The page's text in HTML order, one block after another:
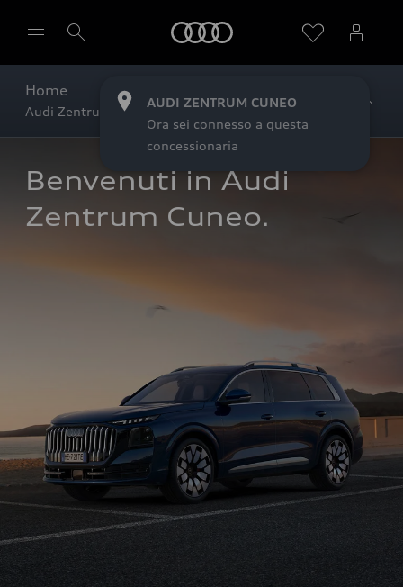
AUDI ZENTRUM CUNEO
Ora sei connesso a questa
concessionaria
AUDI ZENTRUM CUNEO
Home
Audi Zentrum Cuneo
Benvenuti in Audi
Zentrum Cuneo.